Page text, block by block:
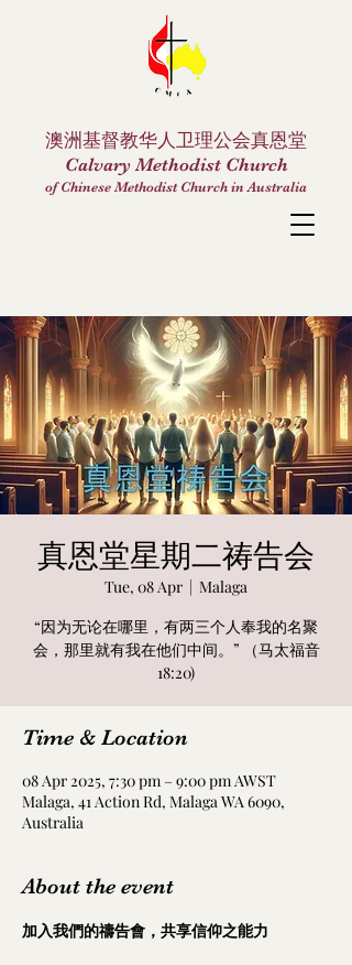
澳洲基督教华人卫理公会真恩堂
Calvary Methodist Church
of Chinese Methodist Church in Australia
真恩堂星期二祷告会
Tue, 08 Apr
  |
Malaga
“因为无论在哪里，有两三个人奉我的名聚
会，那里就有我在他们中间。” （马太福音
18:20)
Time & Location
08 Apr 2025, 7:30 pm – 9:00 pm AWST
Malaga, 41 Action Rd, Malaga WA 6090,
Australia
About the event
加入我們的禱告會，共享信仰之能力